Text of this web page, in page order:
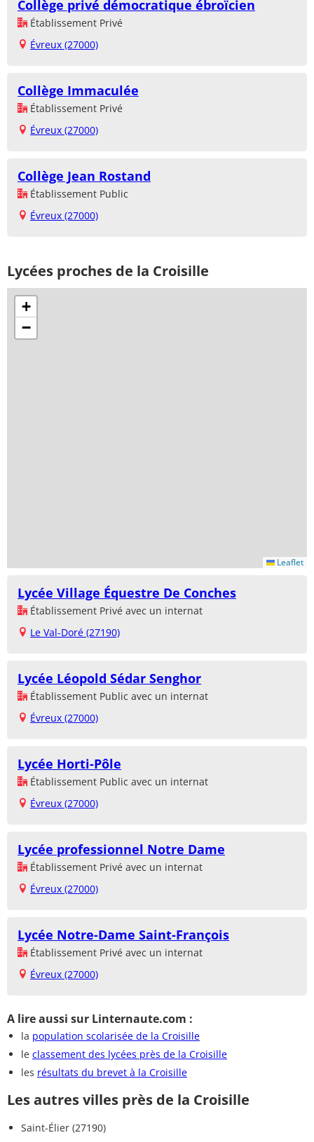
Collège privé démocratique ébroïcien
Établissement Privé
Évreux (27000)
Collège Immaculée
Établissement Privé
Évreux (27000)
Collège Jean Rostand
Établissement Public
Évreux (27000)
Lycées proches de la Croisille
+
−
Leaflet
Lycée Village Équestre De Conches
Établissement Privé avec un internat
Le Val-Doré (27190)
Lycée Léopold Sédar Senghor
Établissement Public avec un internat
Évreux (27000)
Lycée Horti-Pôle
Établissement Public avec un internat
Évreux (27000)
Lycée professionnel Notre Dame
Établissement Privé avec un internat
Évreux (27000)
Lycée Notre-Dame Saint-François
Établissement Privé avec un internat
Évreux (27000)
A lire aussi sur Linternaute.com :
la population scolarisée de la Croisille
le classement des lycées près de la Croisille
les résultats du brevet à la Croisille
Les autres villes près de la Croisille
Saint-Élier (27190)